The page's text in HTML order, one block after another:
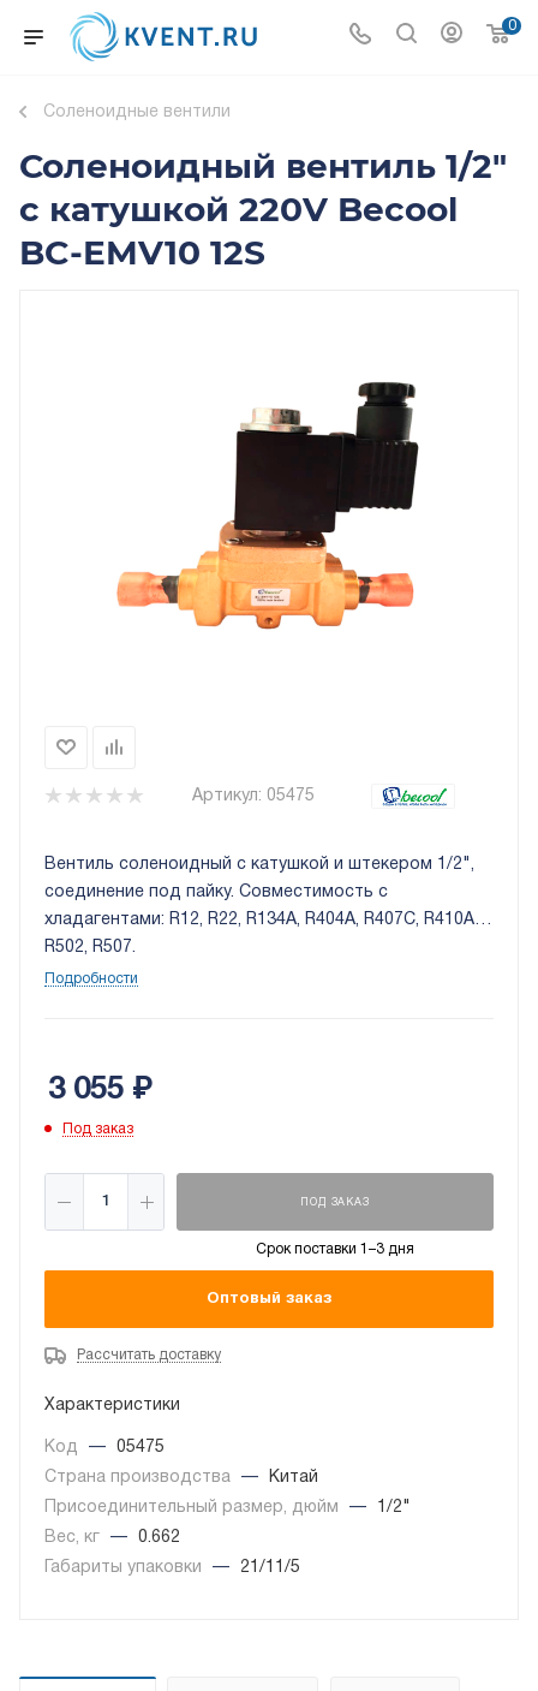
0
Соленоидные вентили
Соленоидный вентиль 1/2"
с катушкой 220V Becool
BC-EMV10 12S
Артикул: 05475
Вентиль соленоидный с катушкой и штекером 1/2",
соединение под пайку. Совместимость с
хладагентами: R12, R22, R134A, R404A, R407C, R410A,
R502, R507.
Подробности
3 055 ₽
Под заказ
ПОД ЗАКАЗ
Срок поставки 1–3 дня
Оптовый заказ
Рассчитать доставку
Характеристики
Код —
05475
Страна производства
—
Китай
Присоединительный размер, дюйм
—
1/2"
Вес, кг
—
0.662
Габариты упаковки
— 21/11/5